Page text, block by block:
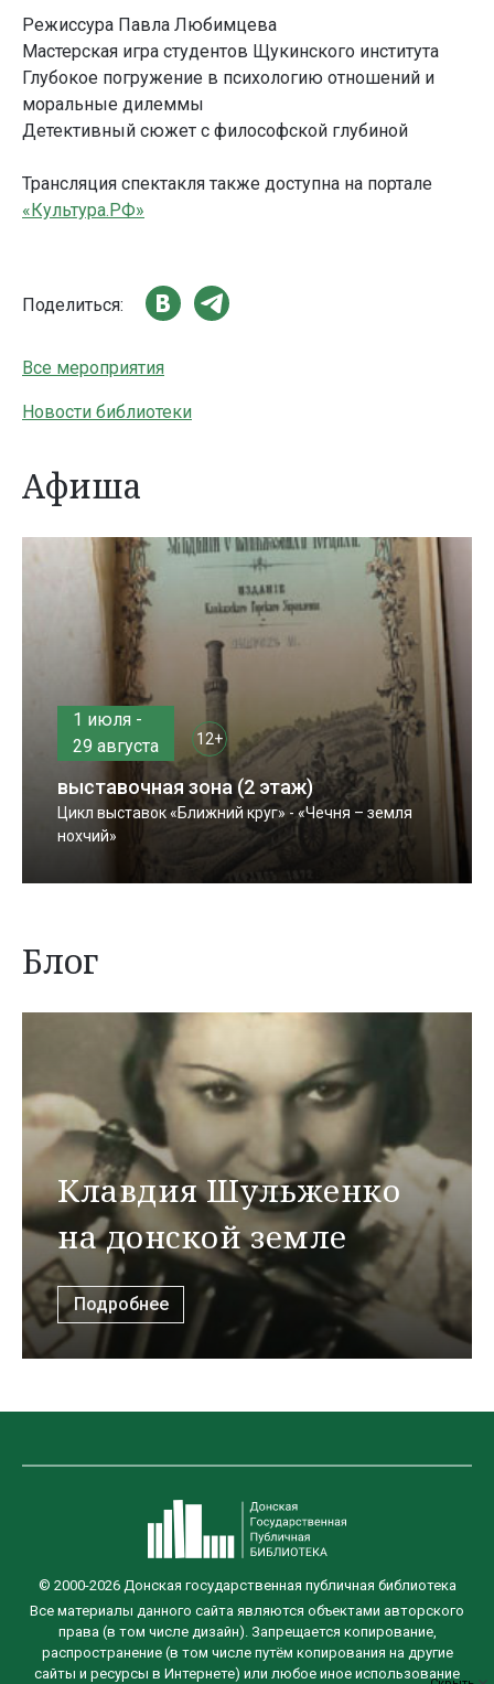
Режиссура Павла Любимцева
Мастерская игра студентов Щукинского института
Глубокое погружение в психологию отношений и
моральные дилеммы
Детективный сюжет с философской глубиной
Трансляция спектакля также доступна на портале
«Культура.РФ»
Поделиться:
Все мероприятия
Новости библиотеки
Афиша
1 июля -
29 августа
12+
выставочная зона (2 этаж)
Цикл выставок «Ближний круг» - «Чечня – земля
нохчий»
Блог
Клавдия Шульженко
на донской земле
Подробнее
© 2000-2026 Донская государственная публичная библиотека
Все материалы данного сайта являются объектами авторского
права (в том числе дизайн). Запрещается копирование,
распространение (в том числе путём копирования на другие
сайты и ресурсы в Интернете) или любое иное использование